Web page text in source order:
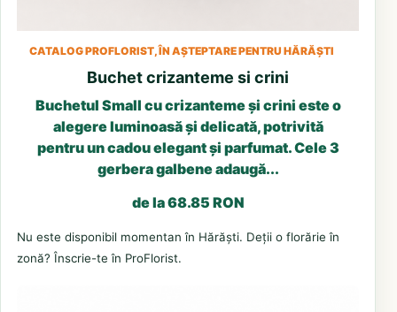
CATALOG PROFLORIST, ÎN AȘTEPTARE PENTRU HĂRĂȘTI
Buchet crizanteme si crini
Buchetul Small cu crizanteme și crini este o
alegere luminoasă și delicată, potrivită
pentru un cadou elegant și parfumat. Cele 3
gerbera galbene adaugă...
de la 68.85 RON
Nu este disponibil momentan în Hărăști. Deții o florărie în
zonă? Înscrie-te în ProFlorist.